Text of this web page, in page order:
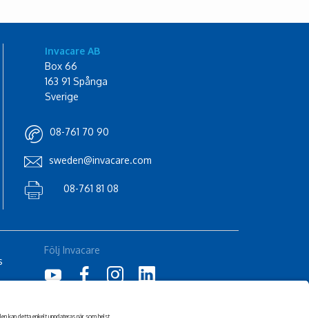
Invacare AB
Box 66
163 91 Spånga
Sverige
08-761 70 90
sweden@invacare.com
08-761 81 08
Följ Invacare